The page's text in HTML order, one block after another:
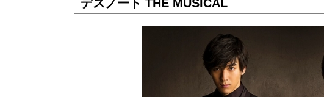
デスノート THE MUSICAL